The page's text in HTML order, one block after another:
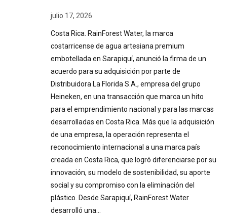
julio 17, 2026
Costa Rica. RainForest Water, la marca
costarricense de agua artesiana premium
embotellada en Sarapiquí, anunció la firma de un
acuerdo para su adquisición por parte de
Distribuidora La Florida S.A., empresa del grupo
Heineken, en una transacción que marca un hito
para el emprendimiento nacional y para las marcas
desarrolladas en Costa Rica. Más que la adquisición
de una empresa, la operación representa el
reconocimiento internacional a una marca país
creada en Costa Rica, que logró diferenciarse por su
innovación, su modelo de sostenibilidad, su aporte
social y su compromiso con la eliminación del
plástico. Desde Sarapiquí, RainForest Water
desarrolló una…